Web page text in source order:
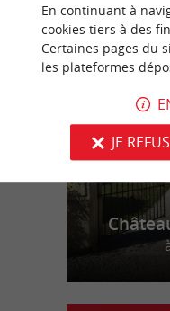
En continuant à
cookies tiers à des
Certaines pages du
les plateformes
JE